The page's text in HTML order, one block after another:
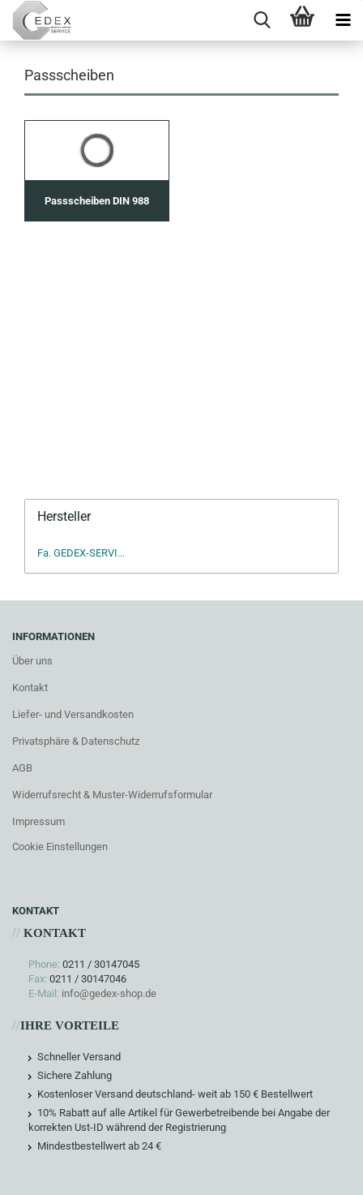
Passscheiben
Passscheiben DIN 988
Hersteller
Fa. GEDEX-SERVI...
INFORMATIONEN
Über uns
Kontakt
Liefer- und Versandkosten
Privatsphäre & Datenschutz
AGB
Widerrufsrecht & Muster-Widerrufsformular
Impressum
Cookie Einstellungen
KONTAKT
// KONTAKT
Phone: 0211 / 30147045
Fax: 0211 / 30147046
E-Mail: info@gedex-shop.de
//IHRE VORTEILE
Schneller Versand
Sichere Zahlung
Kostenloser Versand deutschland- weit ab 150 € Bestellwert
10% Rabatt auf alle Artikel für Gewerbetreibende bei Angabe der
korrekten Ust-ID während der Registrierung
Mindestbestellwert ab 24 €